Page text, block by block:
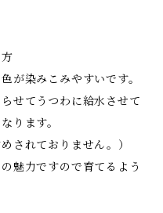
が染みこみやすいです。
せてうつわに給水させて
ります。
されておりません。）
魅力ですので育てるよう